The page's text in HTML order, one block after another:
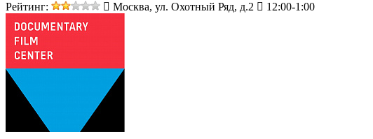
Рейтинг: Москва, ул. Охотный Ряд, д.2 12:00-1:00